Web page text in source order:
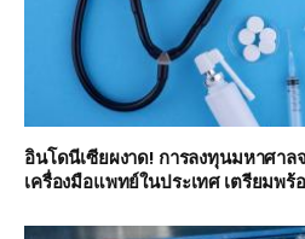
อินโดนีเซียผงาด! การลงทุนมหาศาล
เครื่องมือแพทย์ในประเทศ เตรียมพ